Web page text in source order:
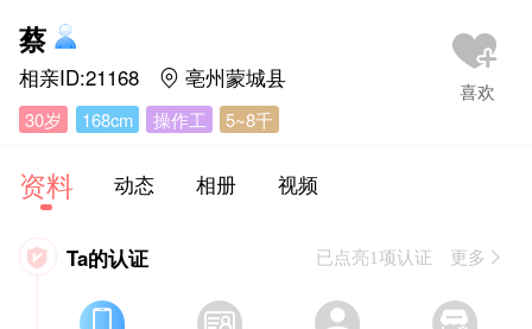
蔡
相亲ID:21168  亳州蒙城县
30岁 168cm 操作工 5~8千
资料 动态 相册 视频
 Ta的认证 已点亮1项认证 更多